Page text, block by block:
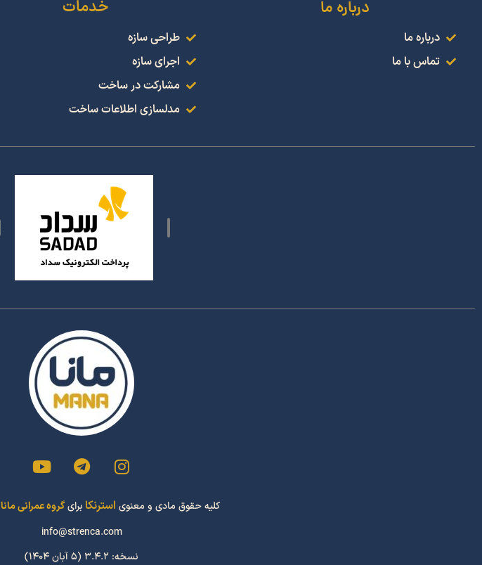
درباره ما
درباره ما
تماس با ما
خدمات
طراحی سازه
اجرای سازه
مشارکت در ساخت
مدلسازی اطلاعات ساخت
کلیه حقوق مادی و معنوی استرنکا برایگروه عمرانی مانا
info@strenca.com
نسخه: 3.4.2 (5 آبان 1404)